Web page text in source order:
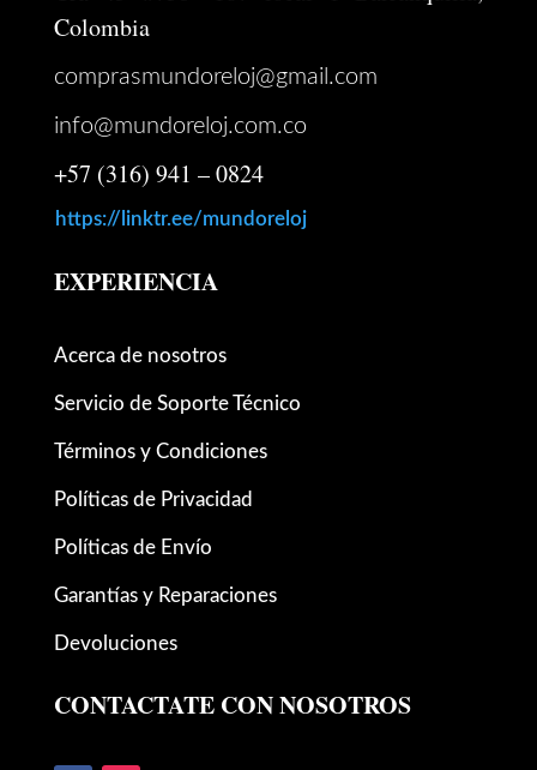
Colombia
comprasmundoreloj@gmail.com
info@mundoreloj.com.co
+57 (316) 941 – 0824
https://linktr.ee/mundoreloj
EXPERIENCIA
Acerca de nosotros
Servicio de Soporte Técnico
Términos y Condiciones
Políticas de Privacidad
Políticas de Envío
Garantías y Reparaciones
Devoluciones
CONTACTATE CON NOSOTROS